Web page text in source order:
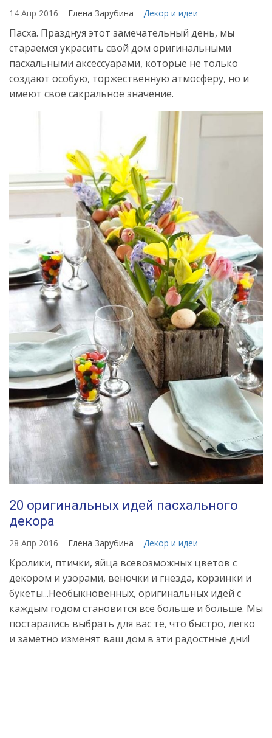
14 Апр 2016 Елена Зарубина Декор и идеи
Пасха. Празднуя этот замечательный день, мы
стараемся украсить свой дом оригинальными
пасхальными аксессуарами, которые не только
создают особую, торжественную атмосферу, но и
имеют свое сакральное значение.
20 оригинальных идей пасхального
декора
28 Апр 2016 Елена Зарубина Декор и идеи
Кролики, птички, яйца всевозможных цветов с
декором и узорами, веночки и гнезда, корзинки и
букеты...Необыкновенных, оригинальных идей с
каждым годом становится все больше и больше. Мы
постарались выбрать для вас те, что быстро, легко
и заметно изменят ваш дом в эти радостные дни!